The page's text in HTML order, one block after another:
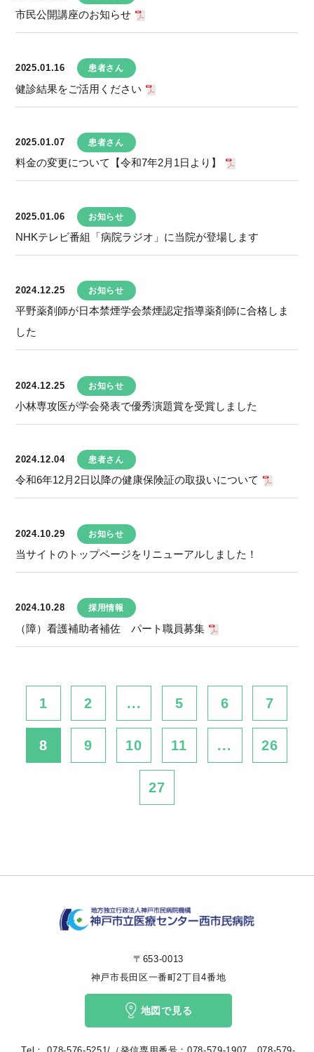
市民公開講座のお知らせ
2025.01.16 患者さん
健診結果をご活用ください
2025.01.07 患者さん
料金の変更について【令和7年2月1日より】
2025.01.06 お知らせ
NHKテレビ番組「病院ラジオ」に当院が登場します
2024.12.25 お知らせ
平野薬剤師が日本禁煙学会禁煙認定指導薬剤師に合格しま
した
2024.12.25 お知らせ
小林専攻医が学会発表で優秀演題賞を受賞しました
2024.12.04 患者さん
令和6年12月2日以降の健康保険証の取扱いについて
2024.10.29 お知らせ
当サイトのトップページをリニューアルしました！
2024.10.28 採用情報
（障）看護補助者補佐 パート職員募集
1 2 ... 5 6 7
8 9 10 11 ... 26
27
〒653-0013
神戸市長田区一番町2丁目4番地
地図で見る